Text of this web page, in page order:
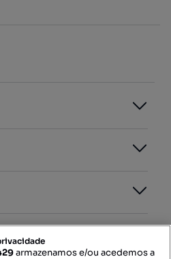
armazenamos e/ou acedemos a